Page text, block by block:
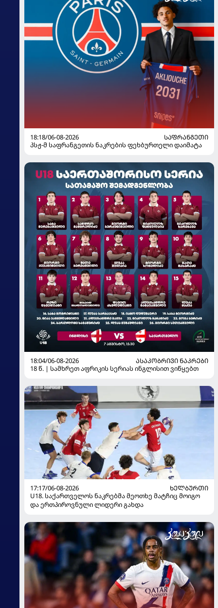
18:18/06-08-2026
ᲡᲐᲤᲠᲐᲜᲒᲔᲗᲘ
პსჟ-მ საფრანგეთის ნაკრების ფეხბურთელი დაიმატა
18:04/06-08-2026
ᲐᲡᲐᲙᲝᲑᲠᲘᲕᲘ ᲜᲐᲙᲠᲔᲑᲘ
18 წ. | სამხრეთ აფრიკის სერიას ინგლისით ვიწყებთ
17:17/06-08-2026
ᲮᲔᲚᲑᲣᲠᲗᲘ
U18. საქართველოს ნაკრებმა მეოთხე მატჩიც მოიგო
და ერთპიროვნული ლიდერი გახდა